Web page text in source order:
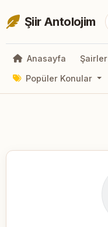
Şiir Antolojim
Anasayfa Şairler
Popüler Konular